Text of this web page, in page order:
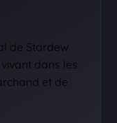
de Stardew
dans les
et de